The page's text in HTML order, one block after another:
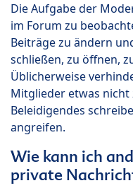
Die Aufgabe der
im Forum zu
Beiträge zu ändern
schließen, zu öffnen,
Üblicherweise
Mitglieder etwas nicht
Beleidigendes
angreifen.
Wie kann ich
private